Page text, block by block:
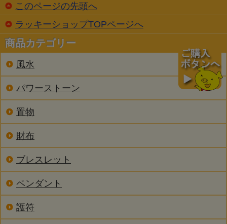
このページの先頭へ
ラッキーショップTOPページへ
商品カテゴリー
風水
パワーストーン
置物
財布
ブレスレット
ペンダント
護符